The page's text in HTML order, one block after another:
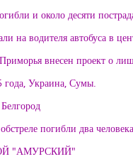
и около десяти
на водителя автобуса в
внесен проект о
года, Украина, Сумы.
погибли два человека
"АМУРСКИЙ"